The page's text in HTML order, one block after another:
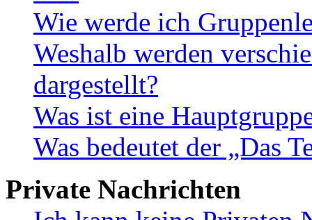
Wie werde ich
Weshalb werden
dargestellt?
Was ist eine
Was bedeutet der „Das
Private Nachrichten